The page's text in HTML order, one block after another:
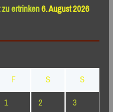
ertrinken6. August 2026
F S
S
1
2
3